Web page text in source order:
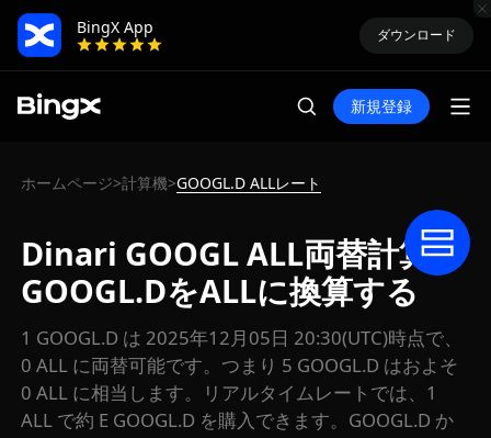
BingX App
ダウンロード
新規登録
ホームページ>計算機>GOOGL.D ALLレート
Dinari GOOGL ALL両替計算：
GOOGL.DをALLに換算する
1 GOOGL.D は 2025年12月05日 20:30(UTC)時点で、
0 ALL に両替可能です。つまり 5 GOOGL.D はおよそ
0 ALL に相当します。リアルタイムレートでは、1
ALL で約 E GOOGL.D を購入できます。GOOGL.D か